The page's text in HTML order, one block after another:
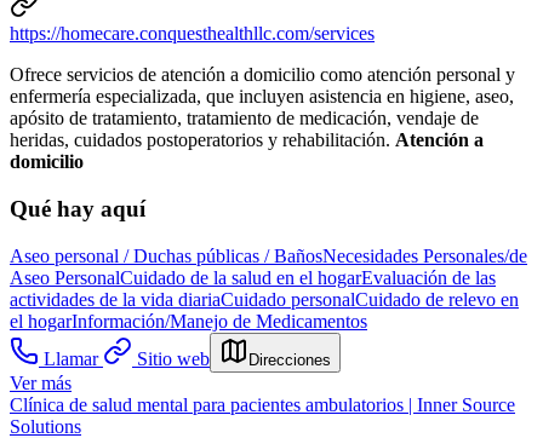
https://homecare.conquesthealthllc.com/services
Ofrece servicios de atención a domicilio como atención personal y
enfermería especializada, que incluyen asistencia en higiene, aseo,
apósito de tratamiento, tratamiento de medicación, vendaje de
heridas, cuidados postoperatorios y rehabilitación. Atención a
domicilio
Qué hay aquí
Aseo personal / Duchas públicas / BañosNecesidades Personales/de
Aseo PersonalCuidado de la salud en el hogarEvaluación de las
actividades de la vida diariaCuidado personalCuidado de relevo en
el hogarInformación/Manejo de Medicamentos
Llamar
Sitio web Direcciones
Ver más
Clínica de salud mental para pacientes ambulatorios | Inner Source
Solutions